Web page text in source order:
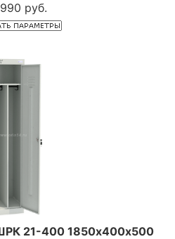
руб.
21-400 1850х400х500